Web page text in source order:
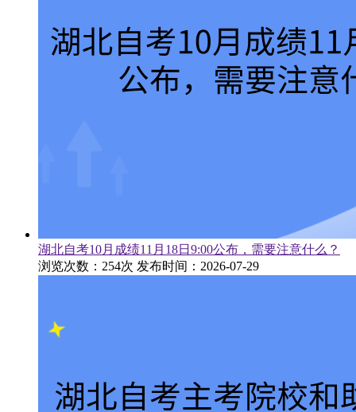
湖北自考10月成绩11月18日9:00公布，需要注意什么？
浏览次数：254次 发布时间：2026-07-29